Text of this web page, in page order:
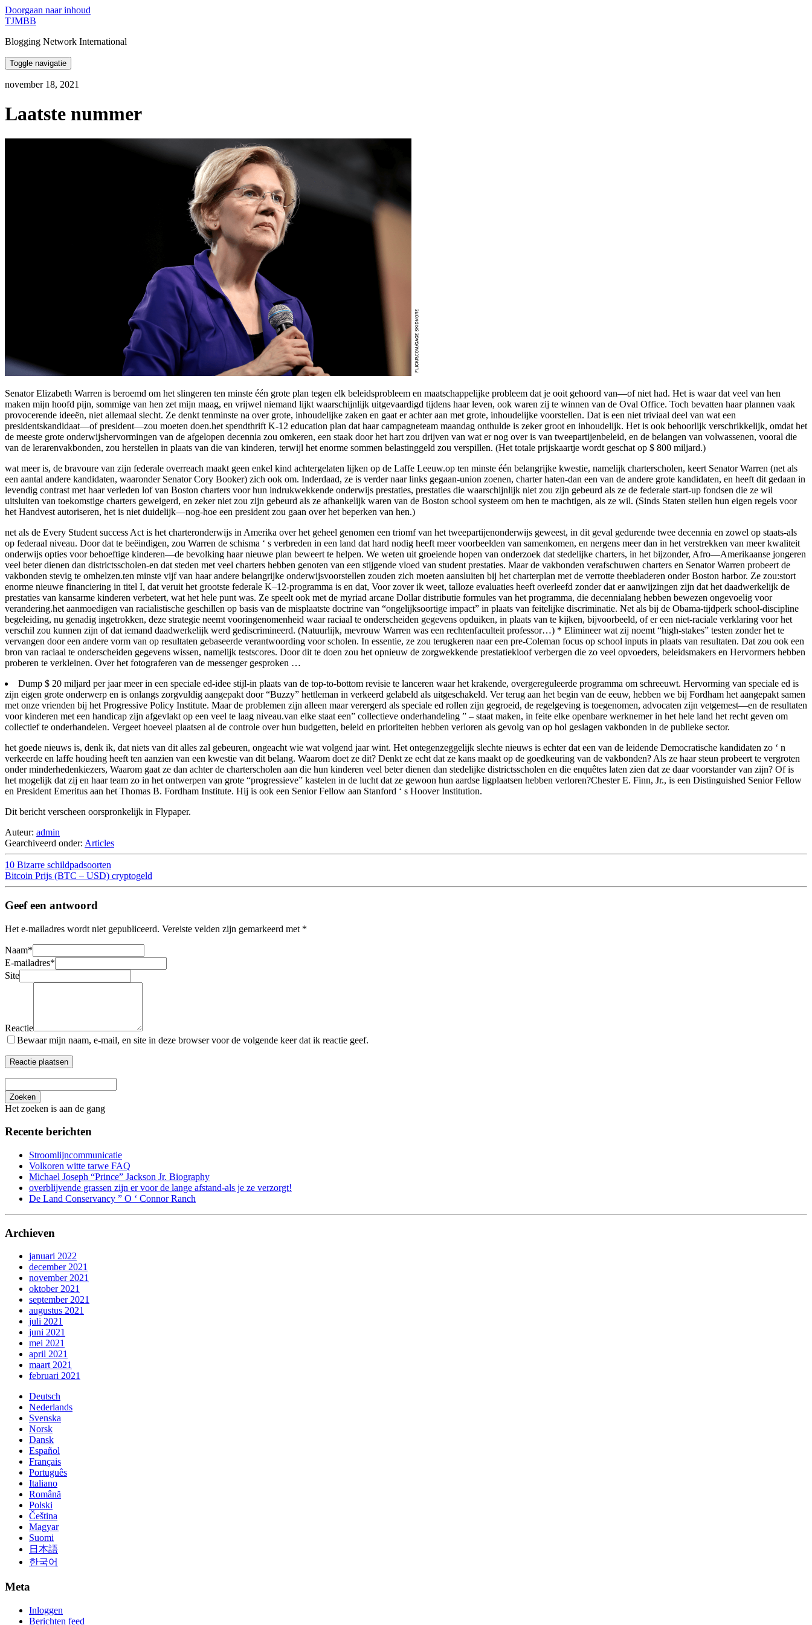
Doorgaan naar inhoud
TJMBB
Blogging Network International
Toggle navigatie
november 18, 2021
Laatste nummer
Senator Elizabeth Warren is beroemd om het slingeren ten minste één grote plan tegen elk beleidsprobleem en maatschappelijke probleem dat je ooit gehoord van—of niet had. Het is waar dat veel van hen
maken mijn hoofd pijn, sommige van hen zet mijn maag, en vrijwel niemand lijkt waarschijnlijk uitgevaardigd tijdens haar leven, ook waren zij te winnen van de Oval Office. Toch bevatten haar plannen vaak
provocerende ideeën, niet allemaal slecht. Ze denkt tenminste na over grote, inhoudelijke zaken en gaat er achter aan met grote, inhoudelijke voorstellen. Dat is een niet triviaal deel van wat een
presidentskandidaat—of president—zou moeten doen.het spendthrift K-12 education plan dat haar campagneteam maandag onthulde is zeker groot en inhoudelijk. Het is ook behoorlijk verschrikkelijk, omdat het
de meeste grote onderwijshervormingen van de afgelopen decennia zou omkeren, een staak door het hart zou drijven van wat er nog over is van tweepartijenbeleid, en de belangen van volwassenen, vooral die
van de lerarenvakbonden, zou herstellen in plaats van die van kinderen, terwijl het enorme sommen belastinggeld zou verspillen. (Het totale prijskaartje wordt geschat op $ 800 miljard.)
wat meer is, de bravoure van zijn federale overreach maakt geen enkel kind achtergelaten lijken op de Laffe Leeuw.op ten minste één belangrijke kwestie, namelijk charterscholen, keert Senator Warren (net als
een aantal andere kandidaten, waaronder Senator Cory Booker) zich ook om. Inderdaad, ze is verder naar links gegaan-union zoenen, charter haten-dan een van de andere grote kandidaten, en heeft dit gedaan in
levendig contrast met haar verleden lof van Boston charters voor hun indrukwekkende onderwijs prestaties, prestaties die waarschijnlijk niet zou zijn gebeurd als ze de federale start-up fondsen die ze wil
uitsluiten van toekomstige charters geweigerd, en zeker niet zou zijn gebeurd als ze afhankelijk waren van de Boston school systeem om hen te machtigen, als ze wil. (Sinds Staten stellen hun eigen regels voor
het Handvest autoriseren, het is niet duidelijk—nog-hoe een president zou gaan over het beperken van hen.)
net als de Every Student success Act is het charteronderwijs in Amerika over het geheel genomen een triomf van het tweepartijenonderwijs geweest, in dit geval gedurende twee decennia en zowel op staats-als
op federaal niveau. Door dat te beëindigen, zou Warren de schisma ‘ s verbreden in een land dat hard nodig heeft meer voorbeelden van samenkomen, en nergens meer dan in het verstrekken van meer kwaliteit
onderwijs opties voor behoeftige kinderen—de bevolking haar nieuwe plan beweert te helpen. We weten uit groeiende hopen van onderzoek dat stedelijke charters, in het bijzonder, Afro—Amerikaanse jongeren
veel beter dienen dan districtsscholen-en dat steden met veel charters hebben genoten van een stijgende vloed van student prestaties. Maar de vakbonden verafschuwen charters en Senator Warren probeert de
vakbonden stevig te omhelzen.ten minste vijf van haar andere belangrijke onderwijsvoorstellen zouden zich moeten aansluiten bij het charterplan met de verrotte theebladeren onder Boston harbor. Ze zou:stort
enorme nieuwe financiering in titel I, dat veruit het grootste federale K–12-programma is en dat, Voor zover ik weet, talloze evaluaties heeft overleefd zonder dat er aanwijzingen zijn dat het daadwerkelijk de
prestaties van kansarme kinderen verbetert, wat het hele punt was. Ze speelt ook met de myriad arcane Dollar distributie formules van het programma, die decennialang hebben bewezen ongevoelig voor
verandering.het aanmoedigen van racialistische geschillen op basis van de misplaatste doctrine van “ongelijksoortige impact” in plaats van feitelijke discriminatie. Net als bij de Obama-tijdperk school-discipline
begeleiding, nu genadig ingetrokken, deze strategie neemt vooringenomenheid waar raciaal te onderscheiden gegevens opduiken, in plaats van te kijken, bijvoorbeeld, of er een niet-raciale verklaring voor het
verschil zou kunnen zijn of dat iemand daadwerkelijk werd gediscrimineerd. (Natuurlijk, mevrouw Warren was een rechtenfaculteit professor…) * Elimineer wat zij noemt “high-stakes” testen zonder het te
vervangen door een andere vorm van op resultaten gebaseerde verantwoording voor scholen. In essentie, ze zou terugkeren naar een pre-Coleman focus op school inputs in plaats van resultaten. Dat zou ook een
bron van raciaal te onderscheiden gegevens wissen, namelijk testscores. Door dit te doen zou het opnieuw de zorgwekkende prestatiekloof verbergen die zo veel opvoeders, beleidsmakers en Hervormers hebben
proberen te verkleinen. Over het fotograferen van de messenger gesproken …
Dump $ 20 miljard per jaar meer in een speciale ed-idee stijl-in plaats van de top-to-bottom revisie te lanceren waar het krakende, overgereguleerde programma om schreeuwt. Hervorming van speciale ed is
zijn eigen grote onderwerp en is onlangs zorgvuldig aangepakt door “Buzzy” hettleman in verkeerd gelabeld als uitgeschakeld. Ver terug aan het begin van de eeuw, hebben we bij Fordham het aangepakt samen
met onze vrienden bij het Progressive Policy Institute. Maar de problemen zijn alleen maar verergerd als speciale ed rollen zijn gegroeid, de regelgeving is toegenomen, advocaten zijn vetgemest—en de resultaten
voor kinderen met een handicap zijn afgevlakt op een veel te laag niveau.van elke staat een” collectieve onderhandeling ” – staat maken, in feite elke openbare werknemer in het hele land het recht geven om
collectief te onderhandelen. Vergeet hoeveel plaatsen al de controle over hun budgetten, beleid en prioriteiten hebben verloren als gevolg van op hol geslagen vakbonden in de publieke sector.
het goede nieuws is, denk ik, dat niets van dit alles zal gebeuren, ongeacht wie wat volgend jaar wint. Het ontegenzeggelijk slechte nieuws is echter dat een van de leidende Democratische kandidaten zo ‘ n
verkeerde en laffe houding heeft ten aanzien van een kwestie van dit belang. Waarom doet ze dit? Denkt ze echt dat ze kans maakt op de goedkeuring van de vakbonden? Als ze haar steun probeert te vergroten
onder minderhedenkiezers, Waarom gaat ze dan achter de charterscholen aan die hun kinderen veel beter dienen dan stedelijke districtsscholen en die enquêtes laten zien dat ze daar voorstander van zijn? Of is
het mogelijk dat zij en haar team zo in het ontwerpen van grote “progressieve” kastelen in de lucht dat ze gewoon hun aardse ligplaatsen hebben verloren?Chester E. Finn, Jr., is een Distinguished Senior Fellow
en President Emeritus aan het Thomas B. Fordham Institute. Hij is ook een Senior Fellow aan Stanford ‘ s Hoover Institution.
Dit bericht verscheen oorspronkelijk in Flypaper.
Auteur: admin
Gearchiveerd onder: Articles
10 Bizarre schildpadsoorten
Bitcoin Prijs (BTC – USD) cryptogeld
Geef een antwoord
Het e-mailadres wordt niet gepubliceerd. Vereiste velden zijn gemarkeerd met *
Naam*
E-mailadres*
Site
Reactie
Bewaar mijn naam, e-mail, en site in deze browser voor de volgende keer dat ik reactie geef.
Zoeken
Het zoeken is aan de gang
Recente berichten
Stroomlijncommunicatie
Volkoren witte tarwe FAQ
Michael Joseph “Prince” Jackson Jr. Biography
overblijvende grassen zijn er voor de lange afstand-als je ze verzorgt!
De Land Conservancy ” O ‘ Connor Ranch
Archieven
januari 2022
december 2021
november 2021
oktober 2021
september 2021
augustus 2021
juli 2021
juni 2021
mei 2021
april 2021
maart 2021
februari 2021
Deutsch
Nederlands
Svenska
Norsk
Dansk
Español
Français
Português
Italiano
Română
Polski
Čeština
Magyar
Suomi
日本語
한국어
Meta
Inloggen
Berichten feed